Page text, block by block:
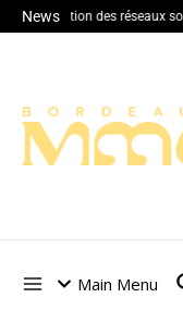
News
Interdiction des réseaux
Main Menu